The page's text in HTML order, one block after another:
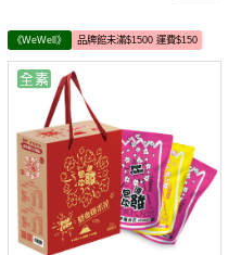
《WeWell》 品牌館未滿$1500 運費$150